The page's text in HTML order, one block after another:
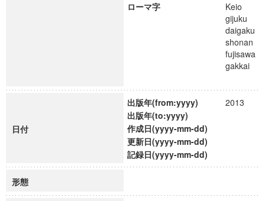
ローマ字
Keio
gijuku
daigaku
shonan
fujisawa
gakkai
日付
出版年(from:yyyy)
2013
出版年(to:yyyy)
作成日(yyyy-mm-dd)
更新日(yyyy-mm-dd)
記録日(yyyy-mm-dd)
形態